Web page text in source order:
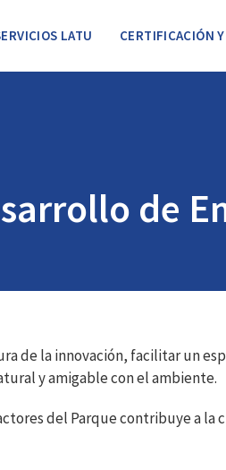
LATU CERTIFICACIÓN
de
de la innovación, facilitar un
y amigable con el ambiente.
del Parque contribuye a